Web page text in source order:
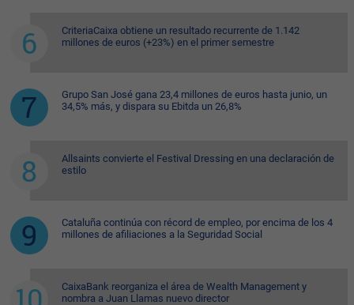
CriteriaCaixa obtiene un resultado recurrente de 1.142
millones de euros (+23%) en el primer semestre
Grupo San José gana 23,4 millones de euros hasta junio, un
34,5% más, y dispara su Ebitda un 26,8%
Allsaints convierte el Festival Dressing en una declaración de
estilo
Cataluña continúa con récord de empleo, por encima de los 4
millones de afiliaciones a la Seguridad Social
CaixaBank reorganiza el área de Wealth Management y
nombra a Juan Llamas nuevo director